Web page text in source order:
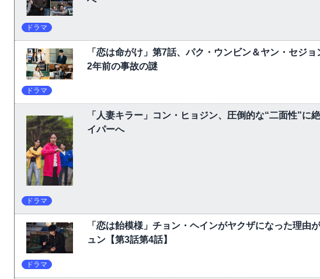
ドラマ
「恋は命がけ」第7話、パク・ウンビン＆ヤン・セジ
2年前の事故の謎
ドラマ
「人妻キラー」コン・ヒョジン、圧倒的な“二面性”に
イパーへ
ドラマ
「恋は飴模様」チョン・ヘインがヤクザになった理由
ュン【第3話第4話】
ドラマ